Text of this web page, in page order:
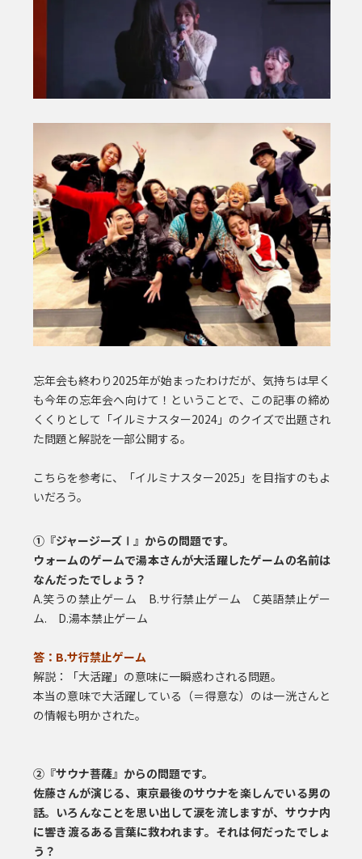
忘年会も終わり2025年が始まったわけだが、気持ちは早く
も今年の忘年会へ向けて！ということで、この記事の締め
くくりとして 「イルミナスター2024」のクイズで出題され
た問題と解説を一部公開する。
こちらを参考に、「イルミナスター2025」を目指すのもよ
いだろう。
①『ジャージーズⅠ』からの問題です。
ウォームのゲームで湯本さんが大活躍したゲームの名前は
なんだったでしょう？
A.笑うの禁止ゲーム B.サ行禁止ゲーム C英語禁止ゲー
ム. D.湯本禁止ゲーム
答：B.サ行禁止ゲーム
解説：「大活躍」の意味に一瞬惑わされる問題。
本当の意味で大活躍している（＝得意な）のは一洸さんと
の情報も明かされた。
②『サウナ菩薩』からの問題です。
佐藤さんが演じる、東京最後のサウナを楽しんでいる男の
話。 いろんなことを思い出して涙を流しますが、サウナ内
に響き渡るある言葉に救われます。それは何だったでしょ
う？